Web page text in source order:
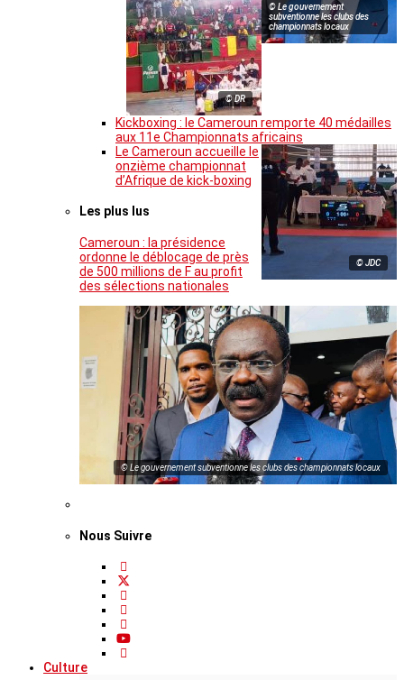
© Le gouvernement
subventionne les clubs des
championnats locaux
© DR
Kickboxing : le Cameroun remporte 40 médailles
aux 11e Championnats africains
© JDC
Le Cameroun accueille le
onzième championnat
d’Afrique de kick-boxing
Les plus lus
Cameroun : la présidence
ordonne le déblocage de près
de 500 millions de F au profit
des sélections nationales
© Le gouvernement subventionne les clubs des championnats locaux
Nous Suivre
Culture